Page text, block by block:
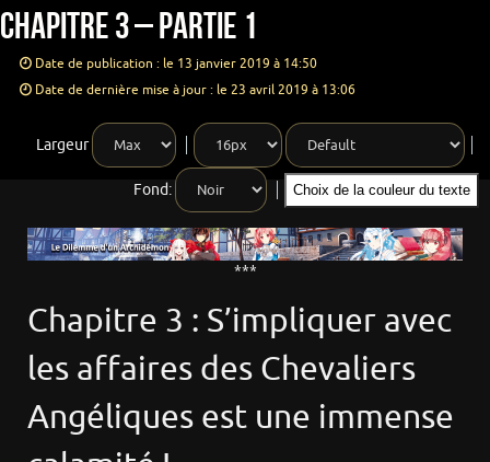
Chapitre 3 – Partie 1
Date de publication : le 13 janvier 2019 à 14:50
Date de dernière mise à jour : le 23 avril 2019 à 13:06
Largeur
Fond: Choix de la couleur du texte
***
Chapitre 3 : S’impliquer avec
les affaires des Chevaliers
Angéliques est une immense